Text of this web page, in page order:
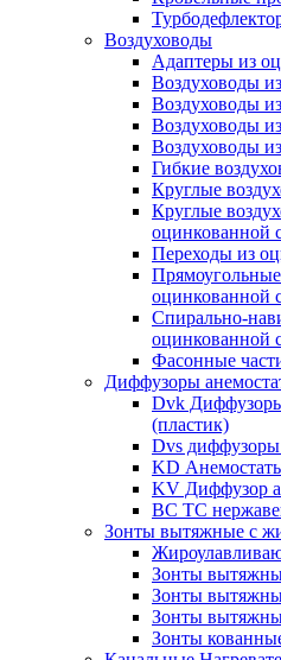
Воздуховоды
Адаптеры из
Воздуховоды
Воздуховоды
Воздуховоды
Воздуховоды
Гибкие
Круглые
Круглые
оцинкованной
Переходы из
оцинкованной
Спирально-
оцинкованной
Фасонные
Диффузоры
Dvk
(пластик)
Dvs диффузоры
KD
KV Диффузор
ВС ТС
Зонты вытяжные с
Зонты
Зонты
Зонты
Зонты